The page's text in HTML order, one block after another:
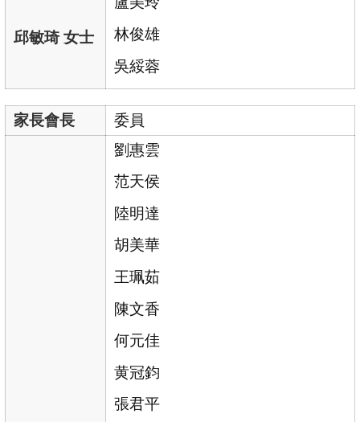
邱敏琦 女士
林俊雄
吳綏蓉
家長會長 委員
劉惠雲
范天侯
陸明達
胡美華
王珮茹
陳文香
何元佳
黄冠鈞
張君平